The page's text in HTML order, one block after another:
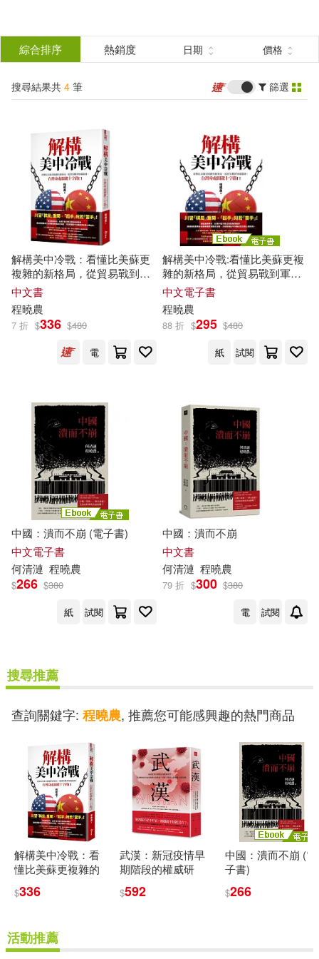
結
分類 (單選)
所有商品(4) 圖書(2)
電子書(2)
作者 (可複選)
程曉農(4) 何清漣(2)
出版社 (可複選)
配送方式 (可複選)
可超商取貨(2) 可海外宅配(2)
可港澳店取(2)
可新加坡店取(2)
可菲律賓店取(2)
電子書
適合手機平板閱讀(2)
其他 (可複選)
現在可購買商品(3)
作者/演唱/譯/編/繪(4)
範圍
綜合排序 熱銷度 日期 價格
搜尋結果共 4 筆 篩選
解構美中冷戰：看懂比美蘇更
複雜的新格局，從貿易戰到軍
備競賽，台灣身處關鍵十字路
口
中文書
程曉農
7 折 $336 $480
電
解構美中冷戰:看懂比美蘇更複
雜的新格局，從貿易戰到軍備
競賽，台灣身處關鍵十字路口
(電子書)
中文電子書
程曉農
88 折 $295 $480
紙
試閱
中國：潰而不崩 (電子書)
中文電子書
何清漣 程曉農
$266 $380
紙
試閱
中國：潰而不崩
中文書
何清漣 程曉農
79 折 $300 $380
電
試閱
搜尋推薦
查詢關鍵字: 程曉農, 推薦您可能感興趣的熱門商品
解構美中冷戰：看
懂比美蘇更複雜的
到軍備競賽，台灣
$336
武漢：新冠疫情早
期階段的權威研
造成疫情失控蔓
$592
中國：潰而不崩 (電
子書)
$266
活動推薦